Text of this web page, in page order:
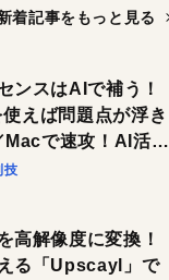
着記事をもっと見る
ンスはAIで補う！
えば問題点が浮き
Macで速攻！AI活用
技
高解像度に変換！
る「Upscayl」で